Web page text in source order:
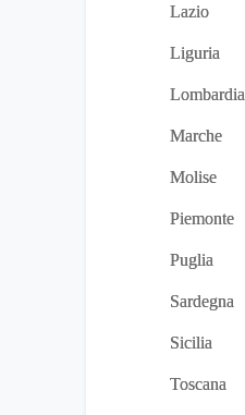
Lazio
Liguria
Lombardia
Marche
Molise
Piemonte
Puglia
Sardegna
Sicilia
Toscana